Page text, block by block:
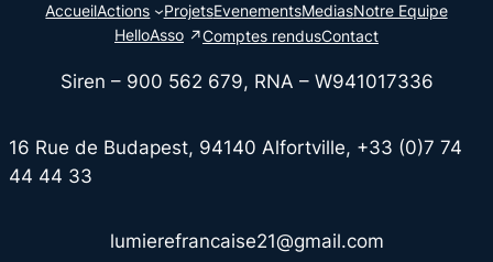
AccueilActions ProjetsEvenementsMediasNotre Equipe
HelloAsso
Comptes rendusContact
Siren – 900 562 679, RNA – W941017336
16 Rue de Budapest, 94140 Alfortville, +33 (0)7 74
44 44 33
lumierefrancaise21@gmail.com